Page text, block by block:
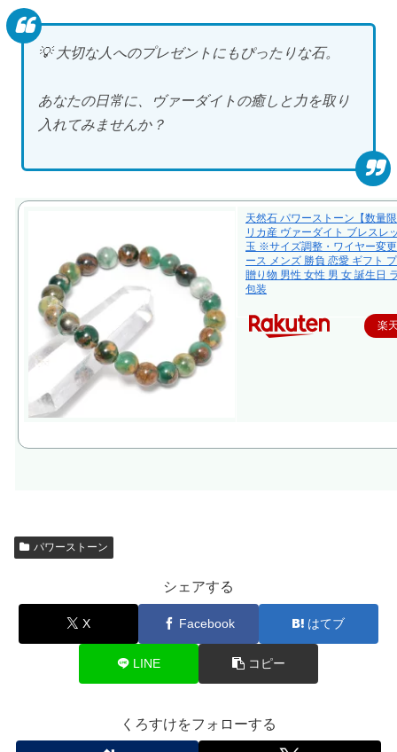
💡 大切な人へのプレゼントにもぴったりな石。
あなたの日常に、ヴァーダイトの癒しと力を取り
入れてみませんか？
天然石 パワーストーン【数量
リカ産 ヴァーダイト ブレスレ
玉 ※サイズ調整・ワイヤー変
ース メンズ 勝負 恋愛 ギフト
贈り物 男性 女性 男 女 誕生日
包装
楽
パワーストーン
シェアする
X Facebook はてブ
LINE コピー
くろすけをフォローする